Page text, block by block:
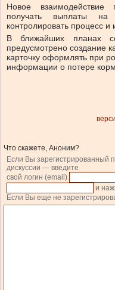
Новое взаимодействие
получать выплаты
контролировать процесс
В ближайших планах
предусмотрено создание
карточку оформлять при
информации о потере
Что скажете, Аноним?
Если Вы зарегистрированный
дискуссии — введите
свой логин (email)
и
Если Вы еще не